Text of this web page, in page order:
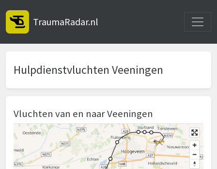
TraumaRadar.nl
Hulpdienstvluchten Veeningen
Vluchten van en naar Veeningen